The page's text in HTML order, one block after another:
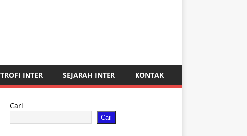
TROFI INTER SEJARAH INTER KONTAK
Cari
Cari